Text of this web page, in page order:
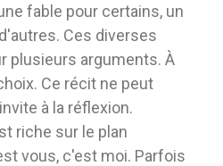
fable pour certains, un
Ces diverses
plusieurs arguments. À
Ce récit ne peut
à la réflexion.
riche sur le plan
vous, c'est moi. Parfois